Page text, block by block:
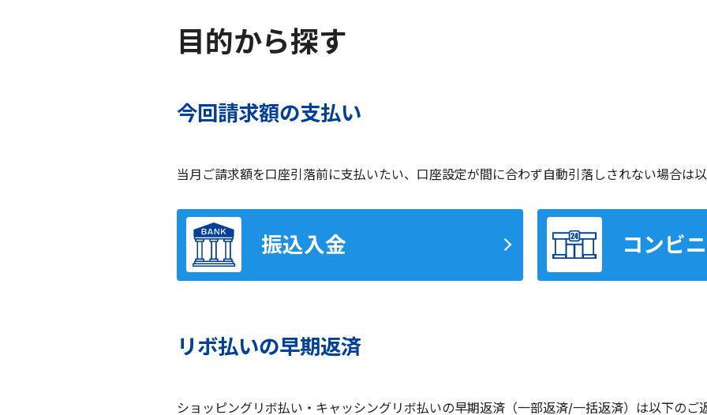
目的から探す
今回請求額の支払い
当月ご請求額を口座引落前に支払いたい、口座設定が間に合わず自動引落しされない場合は
振込入金 コンビ
リボ払いの早期返済
ショッピングリボ払い・キャッシングリボ払いの早期返済（一部返済/一括返済）は以下のご